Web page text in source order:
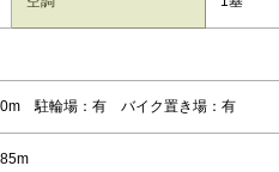
駐輪場：有 バイク置き場：有